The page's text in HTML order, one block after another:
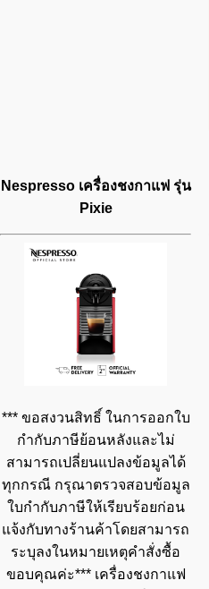
Nespresso เครื่องชงกาแฟ รุ่น
Pixie
*** ขอสงวนสิทธิ์ ในการออกใบ
กำกับภาษีย้อนหลังและไม่
สามารถเปลี่ยนแปลงข้อมูลได้
ทุกกรณี กรุณาตรวจสอบข้อมูล
ใบกำกับภาษีให้เรียบร้อยก่อน
แจ้งกับทางร้านค้าโดยสามารถ
ระบุลงในหมายเหตุคำสั่งซื้อ
ขอบคุณค่ะ*** เครื่องชงกาแฟ